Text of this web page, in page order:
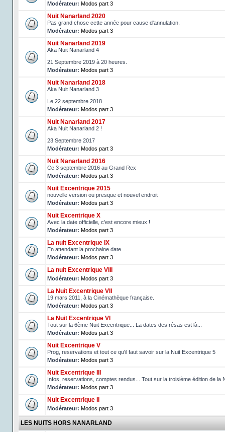
Modérateur: Modos part 3
Nuit Nanarland 2020
Pas grand chose cette année pour cause d'annulation.
Modérateur: Modos part 3
Nuit Nanarland 2019
Aka Nuit Nanarland 4
21 Septembre 2019 à 20 heures.
Modérateur: Modos part 3
Nuit Nanarland 2018
Aka Nuit Nanarland 3
Le 22 septembre 2018
Modérateur: Modos part 3
Nuit Nanarland 2017
Aka Nuit Nanarland 2 !
23 Septembre 2017
Modérateur: Modos part 3
Nuit Nanarland 2016
Ce 3 septembre 2016 au Grand Rex
Modérateur: Modos part 3
Nuit Excentrique 2015
nouvelle version ou presque et nouvel endroit
Modérateur: Modos part 3
Nuit Excentrique X
Avec la date officielle, c'est encore mieux !
Modérateur: Modos part 3
La nuit Excentrique IX
En attendant la prochaine date ...
Modérateur: Modos part 3
La nuit Excentrique VIII
Modérateur: Modos part 3
La Nuit Excentrique VII
19 mars 2011, à la Cinémathèque française.
Modérateur: Modos part 3
La Nuit Excentrique VI
Tout sur la 6ème Nuit Excentrique... La dates des résas est là...
Modérateur: Modos part 3
Nuit Excentrique V
Prog, reservations et tout ce qu'il faut savoir sur la Nuit Excentrique 5
Modérateur: Modos part 3
Nuit Excentrique III
Infos, reservations, comptes rendus... Tout sur la troisième édition de la
Modérateur: Modos part 3
Nuit Excentrique II
Modérateur: Modos part 3
LES NUITS HORS NANARLAND